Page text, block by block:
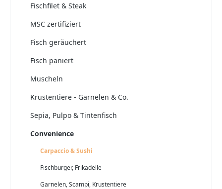
Fischfilet & Steak
MSC zertifiziert
Fisch geräuchert
Fisch paniert
Muscheln
Krustentiere - Garnelen & Co.
Sepia, Pulpo & Tintenfisch
Convenience
Carpaccio & Sushi
Fischburger, Frikadelle
Garnelen, Scampi, Krustentiere